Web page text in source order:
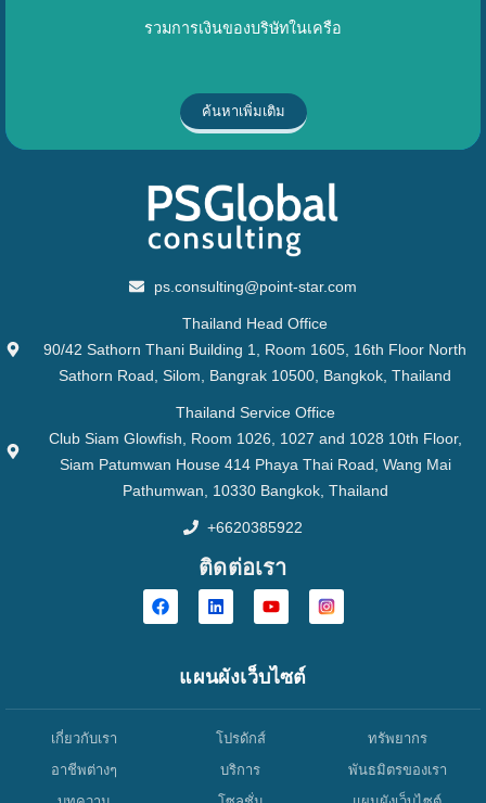
รวมการเงินของบริษัทในเครือ
ค้นหาเพิ่มเติม
ps.consulting@point-star.com
Thailand Head Office
90/42 Sathorn Thani Building 1, Room 1605, 16th Floor North
Sathorn Road, Silom, Bangrak 10500, Bangkok, Thailand
Thailand Service Office
Club Siam Glowfish, Room 1026, 1027 and 1028 10th Floor,
Siam Patumwan House 414 Phaya Thai Road, Wang Mai
Pathumwan, 10330 Bangkok, Thailand
+6620385922
ติดต่อเรา
แผนผังเว็บไซต์
เกี่ยวกับเรา
อาชีพต่างๆ
โปรดักส์
บริการ
ทรัพยากร
พันธมิตรของเรา